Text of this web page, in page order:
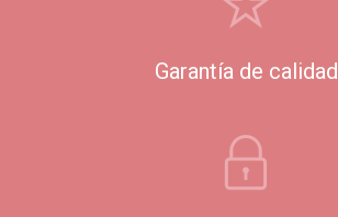
Garantía de calidad